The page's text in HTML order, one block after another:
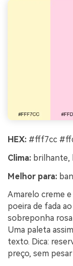
HEX: #fff7cc
Clima: brilhante,
Melhor para:
Amarelo creme
poeira de fada
sobreponha rosa
Uma paleta
texto. Dica:
preço, sem